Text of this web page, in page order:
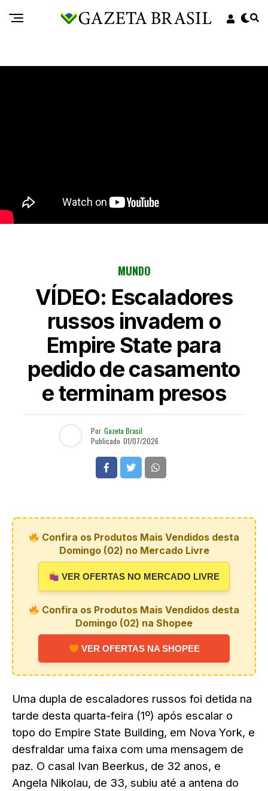
MUNDO
VÍDEO: Escaladores
russos invadem o
Empire State para
pedido de casamento
e terminam presos
Por Gazeta Brasil
Publicado 01/07/2026
Confira os Produtos Mais Vendidos desta
Domingo (02) no Mercado Livre
VER OFERTAS NO MERCADO LIVRE
Confira os Produtos Mais Vendidos desta
Domingo (02) na Shopee
VER OFERTAS NA SHOPEE
Uma dupla de escaladores russos foi detida na
tarde desta quarta-feira (1º) após escalar o
topo do Empire State Building, em Nova York, e
desfraldar uma faixa com uma mensagem de
paz. O casal Ivan Beerkus, de 32 anos, e
Angela Nikolau, de 33, subiu até a antena do